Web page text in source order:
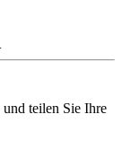
teilen Sie Ihre